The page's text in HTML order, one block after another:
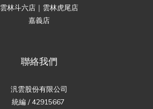
雲林斗六店｜雲林虎尾店
嘉義店
聯絡我們
汎雲股份有限公司
統編 / 42915667